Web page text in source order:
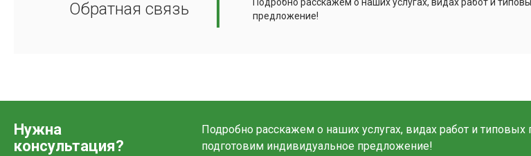
Обратная связь
Подробно расскажем о наших услугах, видах работ и
предложение!
Нужна
консультация?
Подробно расскажем о наших услугах, видах работ и типовых
подготовим индивидуальное предложение!